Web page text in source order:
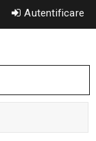
Autentificare